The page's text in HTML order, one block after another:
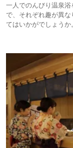
一人でのんびり温泉
で、それぞれ趣が異
てはいかがでしょうか。